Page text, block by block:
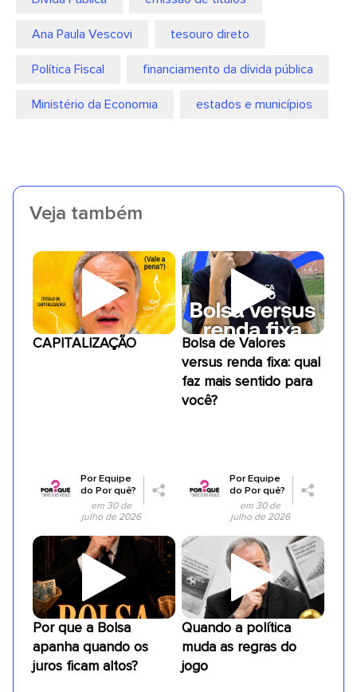
Ana Paula Vescovi tesouro direto
Política Fiscal financiamento da dívida pública
Ministério da Economia estados e municípios
Veja também
CAPITALIZAÇÃO
PorEquipe
do Por quê?
em 30 de
julho de 2026
Bolsa de Valores
versus renda fixa: qual
faz mais sentido para
você?
PorEquipe
do Por quê?
em 30 de
julho de 2026
Por que a Bolsa
apanha quando os
juros ficam altos?
Quando a política
muda as regras do
jogo